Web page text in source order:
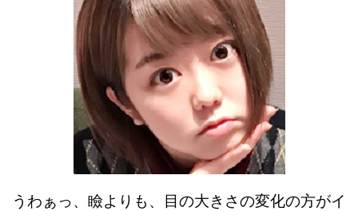
うわぁっ、瞼よりも、目の大きさの変化の方がイ